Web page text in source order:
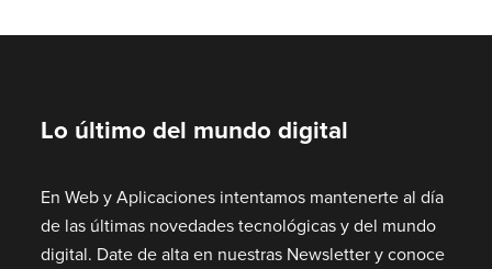
Lo último del mundo digital
En Web y Aplicaciones intentamos mantenerte al día
de las últimas novedades tecnológicas y del mundo
digital. Date de alta en nuestras Newsletter y conoce